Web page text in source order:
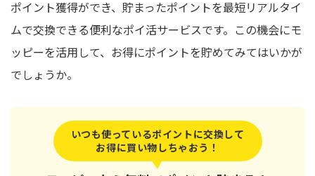
ポイント獲得ができ、貯まったポイントを最短リアルタイ
ムで交換できる便利なポイ活サービスです。この機会にモ
ッピーを活用して、お得にポイントを貯めてみてはいかが
でしょうか。
いつも使っているポイントに交換して
お得に買い物しちゃおう！